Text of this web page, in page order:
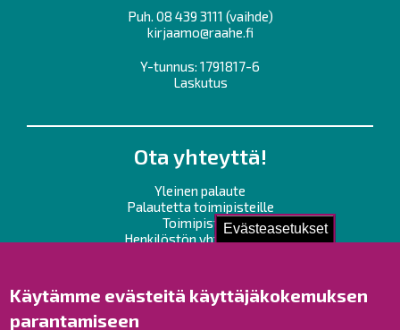
Evästeasetukset
Käytämme evästeitä käyttäjäkokemuksen
parantamiseen
Puh. 08 439 3111 (vaihde)
kirjaamo@raahe.fi
Y-tunnus: 1791817-6
Laskutus
Ota yhteyttä!
Yleinen palaute
Palautetta toimipisteille
Toimipisteet
Henkilöstön yhteystiedot
Raahe Facebookissa
Raahe Instagramissa